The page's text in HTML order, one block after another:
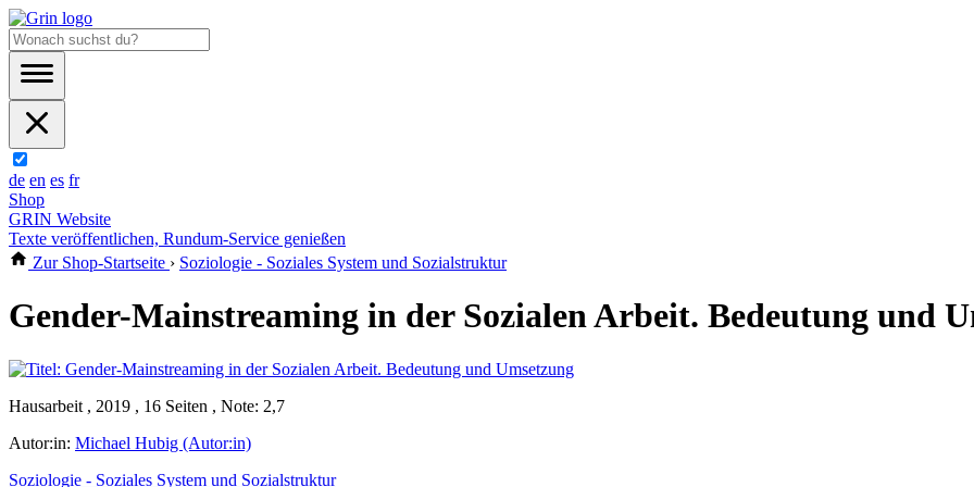
de en es fr
Shop
GRIN Website
Texte veröffentlichen, Rundum-Service genießen
Zur Shop-Startseite › Soziologie - Soziales System und Sozialstruktur
Gender-Mainstreaming in der Sozialen Arbeit. Bedeutung und
Hausarbeit , 2019 , 16 Seiten , Note: 2,7
Autor:in: Michael Hubig (Autor:in)
Soziologie - Soziales System und Sozialstruktur